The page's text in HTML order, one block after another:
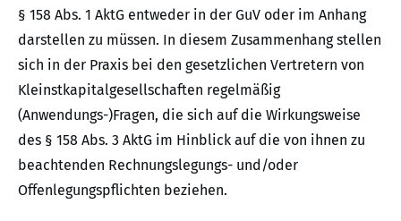
§ 158 Abs. 1 AktG entweder in der GuV oder im Anhang
darstellen zu müssen. In diesem Zusammenhang stellen
sich in der Praxis bei den gesetzlichen Vertretern von
Kleinstkapitalgesellschaften regelmäßig
(Anwendungs-)Fragen, die sich auf die Wirkungsweise
des § 158 Abs. 3 AktG im Hinblick auf die von ihnen zu
beachtenden Rechnungslegungs- und/oder
Offenlegungspflichten beziehen.